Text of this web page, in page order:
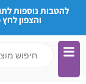
להטבות נוספות
והצפון לחץ